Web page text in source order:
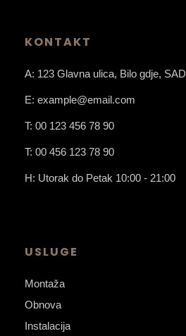
KONTAKT
A: 123 Glavna ulica, Bilo gdje, SAD
E: example@email.com
T: 00 123 456 78 90
T: 00 456 123 78 90
H: Utorak do Petak 10:00 - 21:00
USLUGE
Montaža
Obnova
Instalacija